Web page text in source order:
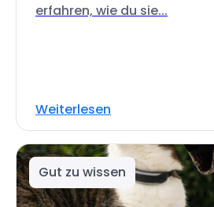
erfahren, wie du sie...
Weiterlesen
Gut zu wissen